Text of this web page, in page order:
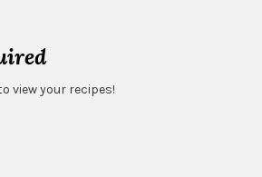
view your recipes!